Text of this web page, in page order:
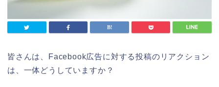
皆さんは、Facebook広告に対する投稿のリアクション
は、一体どうしていますか？